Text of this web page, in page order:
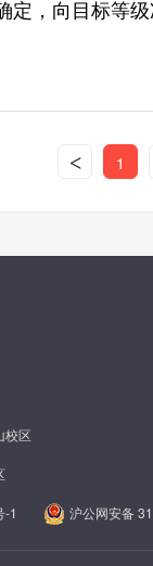
定，向目标等
< 1
校区
-1 沪公网安备